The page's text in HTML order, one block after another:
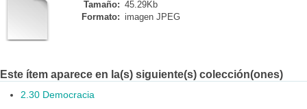
Tamaño: 45.29Kb
Formato: imagen JPEG
Este ítem aparece en la(s) siguiente(s) colección(ones)
2.30 Democracia